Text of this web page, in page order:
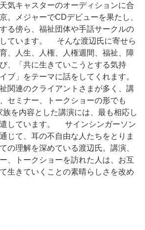
気キャスターのオーディションに合
。メジャーでCDデビューを果たし、
る傍ら、福祉団体や手話サークルの
ています。 そんな渡辺氏に寄せら
、人生、人権、人権週間、福祉、障
、「共に生きていこうとする気持
」をテーマに話をしてくれます。
関連のクライアントさまが多く、講
セミナー、トークショーの形でも
を内容とした講演には、最も相応し
しています。 サインシンガーソン
じて、耳の不自由な人たちをとりま
の理解を深めている渡辺氏。講演、
、トークショーを訪れた人は、お互
生きていくことの素晴らしさを改め